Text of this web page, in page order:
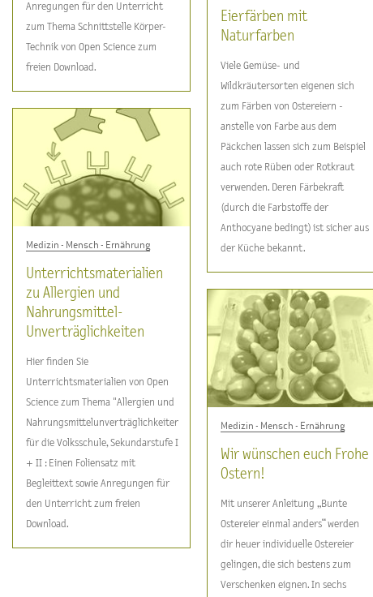
Anregungen für den Unterricht
zum Thema Schnittstelle Körper-
Technik von Open Science zum
freien Download.
Eierfärben mit
Naturfarben
Viele Gemüse- und
Wildkräutersorten eigenen sich
zum Färben von Ostereiern -
anstelle von Farbe aus dem
Päckchen lassen sich zum Beispiel
auch rote Rüben oder Rotkraut
verwenden. Deren Färbekraft
(durch die Farbstoffe der
Anthocyane bedingt) ist sicher aus
der Küche bekannt.
Medizin - Mensch - Ernährung
Unterrichtsmaterialien
zu Allergien und
Nahrungsmittel-
Unverträglichkeiten
Hier finden Sie
Unterrichtsmaterialien von Open
Science zum Thema "Allergien und
Nahrungsmittelunverträglichkeiten"
für die Volksschule, Sekundarstufe I
+ II : Einen Foliensatz mit
Begleittext sowie Anregungen für
den Unterricht zum freien
Download.
Medizin - Mensch - Ernährung
Wir wünschen euch Frohe
Ostern!
Mit unserer Anleitung „Bunte
Ostereier einmal anders“ werden
dir heuer individuelle Ostereier
gelingen, die sich bestens zum
Verschenken eignen. In sechs